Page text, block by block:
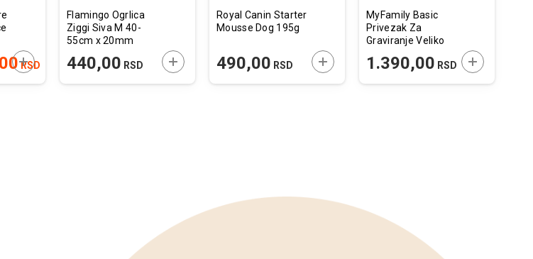
RSD
DODAJTE U KORPU
Flamingo Ogrlica
Ziggi Siva M 40-
55cm x 20mm
440,00 RSD DODAJTE U KORPU
Royal Canin Starter
Mousse Dog 195g
490,00 RSD DODAJTE U KORPU
MyFamily Basic
Privezak Za
Graviranje Veliko
Mesing
1.390,00 RSD DODAJTE U